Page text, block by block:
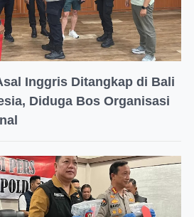
Inggris Ditangkap di Bali
Diduga Bos Organisasi